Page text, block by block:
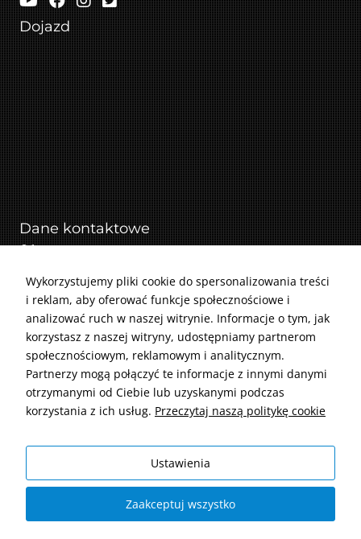
Dojazd
Dane kontaktowe
Adres: ul. Makuszyńskiego 19, 31-752 Kraków
Telefon: 518 840 464
E-mail: serwis@irmarserwis.pl
Godziny otwarcia: Poniedziałek - Piątek: 8-18,
Sobota: 8-14
IRMAR spółka z ograniczoną odpowiedzialnością z siedzibą w
Krakowie, ul. Kornela Makuszyńskiego 19, 31-752 Kraków, wpisaną
do rejestru przedsiębiorców Krajowego Rejestru Sądowego pod
numerem KRS: 0000551199, NIP: 6783154193, REGON: 361138925,
© 2026 Serwis samochodowy IRMAR Kraków - dobry mechanik -
warsztat.
Wykorzystujemy pliki cookie do spersonalizowania treści
i reklam, aby oferować funkcje społecznościowe i
analizować ruch w naszej witrynie. Informacje o tym, jak
korzystasz z naszej witryny, udostępniamy partnerom
społecznościowym, reklamowym i analitycznym.
Partnerzy mogą połączyć te informacje z innymi danymi
otrzymanymi od Ciebie lub uzyskanymi podczas
korzystania z ich usług. Przeczytaj naszą politykę cookie
Ustawienia
Zaakceptuj wszystko